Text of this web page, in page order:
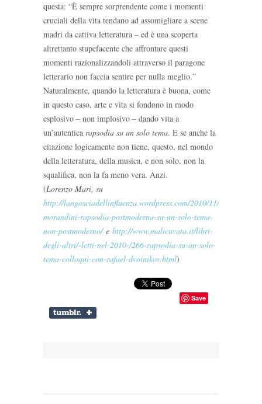
questa: “È sempre sorprendente come i momenti
cruciali della vita tendano ad assomigliare a scene
madri da cattiva letteratura – ed è una scoperta
altrettanto stupefacente che affrontare questi
momenti razionalizzandoli attraverso il paragone
letterario non faccia sentire per nulla meglio.”
Naturalmente, quando la letteratura è buona, come
in questo caso, arte e vita si fondono in modo
esplosivo – non implosivo – dando vita a
un’autentica rapsodia su un solo tema. E se anche la
citazione logicamente non tiene, questo, nel mondo
della letteratura, della musica, e non solo, non la
squalifica, non la fa meno vera. Anzi.
(Lorenzo Mari, su
http://langosciadellinfluenza.wordpress.com/2010/11/02/claudio-
morandini-rapsodia-postmoderna-su-un-solo-tema-
non-postmoderno/e http://www.malicuvata.it/libri-
degli-altri/-letti-nel-2010-/266-rapsodia-su-un-solo-
tema-colloqui-con-rafael-dvoinikov.html)
Save